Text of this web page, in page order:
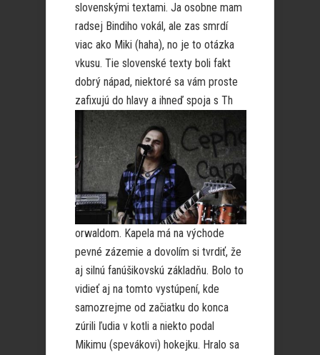
slovenskými textami. Ja osobne mam
radsej Bindiho vokál, ale zas smrdí
viac ako Miki (haha), no je to otázka
vkusu. Tie slovenské texty boli fakt
dobrý nápad, niektoré sa vám proste
zafixujú do hlavy a ihneď spoja s Th
orwaldom. Kapela má na východe
pevné zázemie a dovolím si tvrdiť, že
aj silnú fanúšikovskú základňu. Bolo to
vidieť aj na tomto vystúpení, kde
samozrejme od začiatku do konca
zúrili ľudia v kotli a niekto podal
Mikimu (spevákovi) hokejku. Hralo sa